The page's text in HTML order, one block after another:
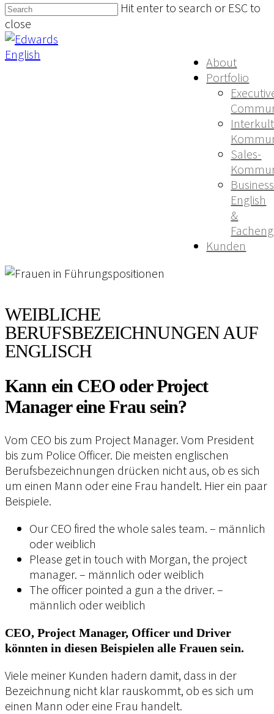
Hit enter to search or ESC to
close
About
Portfolio
Sales-
Business
English
&
Kunden
WEIBLICHE
BERUFSBEZEICHNUNGEN AUF
ENGLISCH
Kann ein CEO oder Project
Manager eine Frau sein?
Vom CEO bis zum Project Manager. Vom President
bis zum Police Officer. Die meisten englischen
Berufsbezeichnungen drücken nicht aus, ob es sich
um einen Mann oder eine Frau handelt. Hier ein paar
Beispiele.
Our CEO fired the whole sales team. – männlich
oder weiblich
Please get in touch with Morgan, the project
manager. – männlich oder weiblich
The officer pointed a gun a the driver. –
männlich oder weiblich
CEO, Project Manager, Officer und Driver
könnten in diesen Beispielen alle Frauen sein.
Viele meiner Kunden hadern damit, dass in der
Bezeichnung nicht klar rauskommt, ob es sich um
einen Mann oder eine Frau handelt.